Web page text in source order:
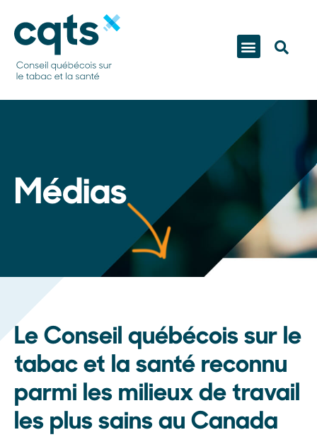
Médias
Le Conseil québécois sur le
tabac et la santé reconnu
parmi les milieux de travail
les plus sains au Canada